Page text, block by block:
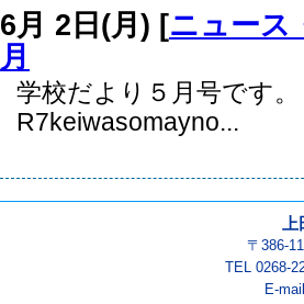
6月 2日(月) [ニュース
月
学校だより５月号です
R7keiwasomayno...
〒386-
TEL 0268-
E-